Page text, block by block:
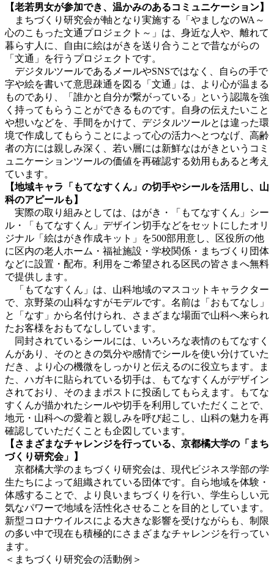
【老若男女が参加でき、温かみのあるコミュニケーション】
まちづくり研究会が軸となり実施する「やましなのWA～
心のこもった文通プロジェクト～」は、身近な人や、離れて
暮らす人に、自由に絵はがきを送り合うことで昔ながらの
「文通」を行うプロジェクトです。
デジタルツールであるメールやSNSではなく、自らの手で
字や絵を書いて意思疎通を図る「文通」は、より心が温まる
ものであり、「誰かと自分が繋がっている」という認識を強
く持ってもらうことができるものです。自身の伝えたいこと
や想いなどを、手間をかけて、デジタルツールとは違った環
境で作成してもらうことによって心の活力へとつなげ、高齢
者の方には親しみ深く、若い層には新鮮なはがきというコミ
ュニケーションツールの価値を再確認する効用もあると考え
ています。
【地域キャラ「もてなすくん」の切手やシールを活用し、山
科のアピールも】
実際の取り組みとしては、はがき・「もてなすくん」シー
ル・「もてなすくん」デザイン切手などをセットにしたオリ
ジナル「絵はがき作成キット」を500部用意し、区役所の他
に区内の老人ホーム・福祉施設・学校関係・まちづくり団体
などに設置・配布。利用をご希望される区民の皆さまへ無料
で提供します。
「もてなすくん」は、山科地域のマスコットキャラクター
で、京野菜の山科なすがモデルです。名前は「おもてなし」
と「なす」から名付けられ、さまざまな場面で山科へ来られ
たお客様をおもてなししています。
同封されているシールには、いろいろな表情のもてなすく
んがあり、そのときの気分や感情でシールを使い分けていた
だき、より心の機微をしっかりと伝えるのに役立ちます。ま
た、ハガキに貼られている切手は、もてなすくんがデザイン
されており、そのままポストに投函してもらえます。もてな
すくんが描かれたシールや切手を利用していただくことで、
地元・山科への愛着と親しみを呼び起こし、山科の魅力を再
確認していただくことも企図しています。
【さまざまなチャレンジを行っている、京都橘大学の「まち
づくり研究会」】
京都橘大学のまちづくり研究会は、現代ビジネス学部の学
生たちによって組織されている団体です。自ら地域を体験・
体感することで、より良いまちづくりを行い、学生らしい元
気なパワーで地域を活性化させることを目的としています。
新型コロナウイルスによる大きな影響を受けながらも、制限
の多い中で現在も積極的にさまざまなチャレンジを行ってい
ます。
＜まちづくり研究会の活動例＞